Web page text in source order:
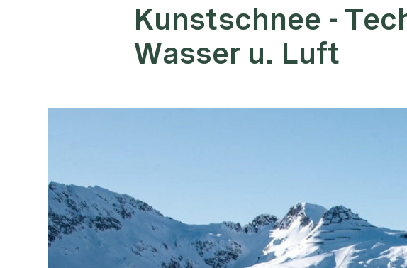
Kunstschnee -
Wasser u. Luft